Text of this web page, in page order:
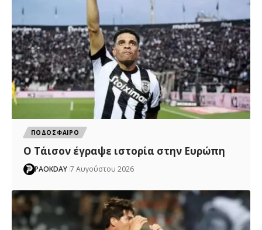
ΠΟΔΟΣΦΑΙΡΟ
Ο Τάισον έγραψε ιστορία στην Ευρώπη
PAOKDAY 7 Αυγούστου 2026